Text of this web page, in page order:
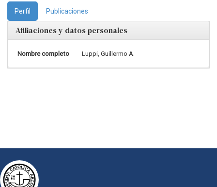
Perfil Publicaciones
Afiliaciones y datos personales
Nombre completo Luppi, Guillermo A.